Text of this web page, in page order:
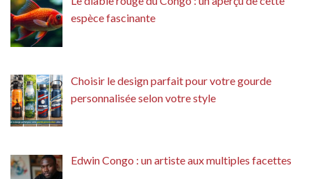
espèce fascinante
Choisir le design parfait pour votre gourde
personnalisée selon votre style
Edwin Congo : un artiste aux multiples facettes